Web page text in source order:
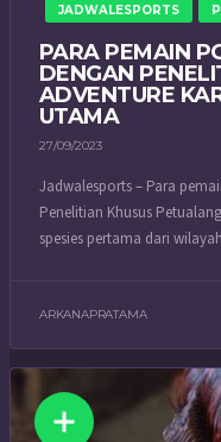
JADWALESPORTS
PARA PEMAIN
DENGAN
ADVENTURE
UTAMA
27/09/2023
Jadwalesports – Para
Penelitian Khusus
spesies pertama dari
ARKANAPRATAMA